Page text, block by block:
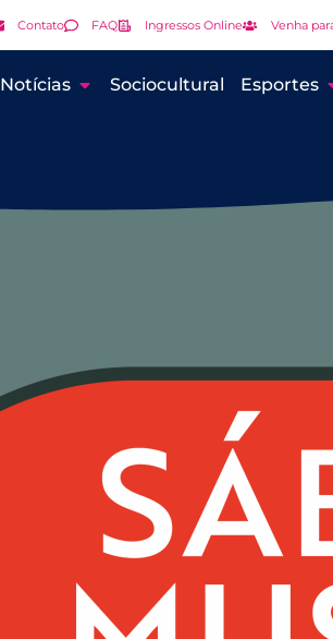
Contato FAQ Ingressos Online Venha
Notícias Sociocultural Esportes